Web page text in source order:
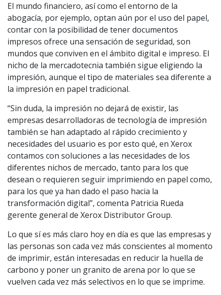
El mundo financiero, así como el entorno de la
abogacía, por ejemplo, optan aún por el uso del papel,
contar con la posibilidad de tener documentos
impresos ofrece una sensación de seguridad, son
mundos que conviven en el ámbito digital e impreso. El
nicho de la mercadotecnia también sigue eligiendo la
impresión, aunque el tipo de materiales sea diferente a
la impresión en papel tradicional.
“Sin duda, la impresión no dejará de existir, las
empresas desarrolladoras de tecnología de impresión
también se han adaptado al rápido crecimiento y
necesidades del usuario es por esto qué, en Xerox
contamos con soluciones a las necesidades de los
diferentes nichos de mercado, tanto para los que
desean o requieren seguir imprimiendo en papel como,
para los que ya han dado el paso hacia la
transformación digital”, comenta Patricia Rueda
gerente general de Xerox Distributor Group.
Lo que sí es más claro hoy en día es que las empresas y
las personas son cada vez más conscientes al momento
de imprimir, están interesadas en reducir la huella de
carbono y poner un granito de arena por lo que se
vuelven cada vez más selectivos en lo que se imprime.